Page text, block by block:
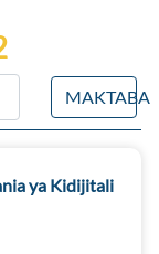
MAKTABA
ya Kidijitali